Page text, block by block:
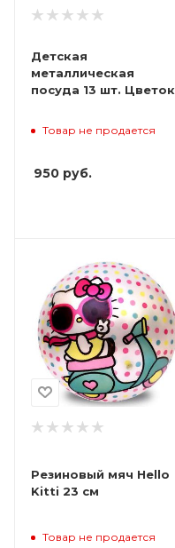
Детская
металлическая
посуда 13 шт. Цветок
Товар не продается
950 руб.
Резиновый мяч Hello
Kitti 23 см
Товар не продается